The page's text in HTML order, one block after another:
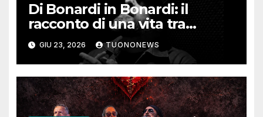
Di Bonardi in Bonardi: il
racconto di una vita tra
memoria, musica e identità
GIU 23, 2026 TUONONEWS